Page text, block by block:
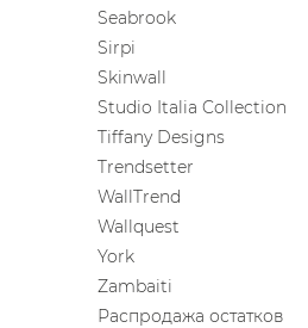
Seabrook
Sirpi
Skinwall
Studio Italia Collection
Tiffany Designs
Trendsetter
WallTrend
Wallquest
York
Zambaiti
Распродажа остатков